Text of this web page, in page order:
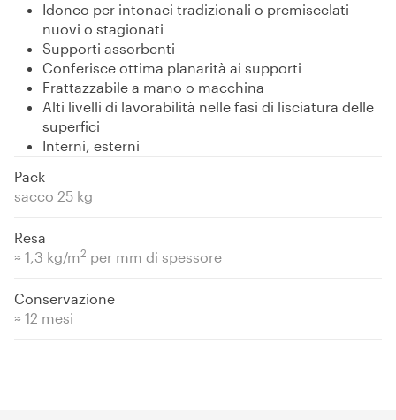
Idoneo per intonaci tradizionali o premiscelati
nuovi o stagionati
Supporti assorbenti
Conferisce ottima planarità ai supporti
Frattazzabile a mano o macchina
Alti livelli di lavorabilità nelle fasi di lisciatura delle
superfici
Interni, esterni
Pack
sacco 25 kg
Resa
≈ 1,3 kg/m2 per mm di spessore
Conservazione
≈ 12 mesi